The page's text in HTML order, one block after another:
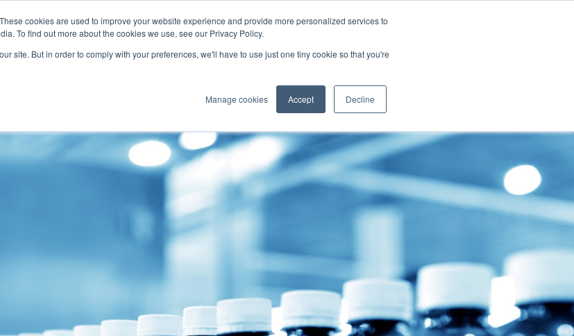
cookies are used to improve your website experience and provide more personalized services to
To find out more about the cookies we use, see our Privacy Policy.
site. But in order to comply with your preferences, we'll have to use just one tiny cookie so that you're
Manage cookies Accept Decline
Marine
ProdottiTecnologieServiziApplicazioni